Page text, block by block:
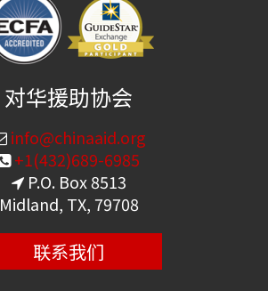
对华援助协会
info@chinaaid.org
+1(432)689-6985
P.O. Box 8513
Midland, TX, 79708
联系我们